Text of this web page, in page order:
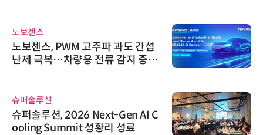
노보센스
노보센스, PWM 고주파 과도 간섭
난제 극복…차량용 전류 감지 증폭
슈퍼솔루션
슈퍼솔루션, 2026 Next-Gen AI C
ooling Summit 성황리 성료